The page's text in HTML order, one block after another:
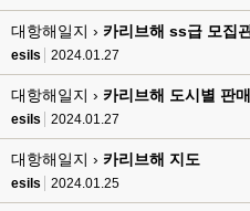
대항해일지 › 카리브해 ss급 모집
esils 2024.01.27
대항해일지 › 카리브해 도시별 판
esils 2024.01.27
대항해일지 › 카리브해 지도
esils 2024.01.25
esils
음
폰으로 접속해보니 3이 되는데
esils
나가도 3이네 하핫 ...
고게임77